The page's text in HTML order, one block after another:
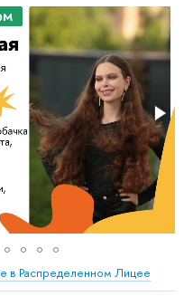
в Распределенном Лицее